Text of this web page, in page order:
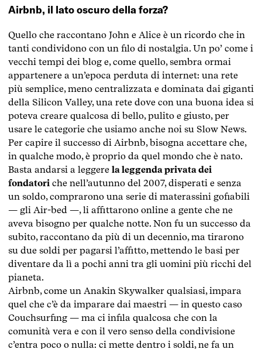
Airbnb, il lato oscuro della forza?
Quello che raccontano John e Alice è un ricordo che in
tanti condividono con un filo di nostalgia. Un po’ come i
vecchi tempi dei blog e, come quello, sembra ormai
appartenere a un’epoca perduta di internet: una rete
più semplice, meno centralizzata e dominata dai giganti
della Silicon Valley, una rete dove con una buona idea si
poteva creare qualcosa di bello, pulito e giusto, per
usare le categorie che usiamo anche noi su Slow News.
Per capire il successo di Airbnb, bisogna accettare che,
in qualche modo, è proprio da quel mondo che è nato.
Basta andarsi a leggere la leggenda privata dei
fondatori che nell’autunno del 2007, disperati e senza
un soldo, comprarono una serie di materassini gofiabili
— gli Air-bed —, li affittarono online a gente che ne
aveva bisogno per qualche notte. Non fu un successo da
subito, raccontano da più di un decennio, ma tirarono
su due soldi per pagarsi l’affitto, mettendo le basi per
diventare da lì a pochi anni tra gli uomini più ricchi del
pianeta.
Airbnb, come un Anakin Skywalker qualsiasi, impara
quel che c’è da imparare dai maestri — in questo caso
Couchsurfing — ma ci infila qualcosa che con la
comunità vera e con il vero senso della condivisione
c’entra poco o nulla: ci mette dentro i soldi, ne fa un